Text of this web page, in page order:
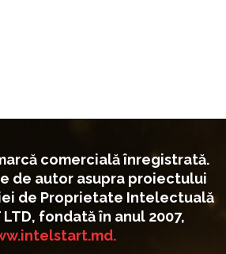
comercială înregistrată.
de autor asupra proiectului
de Proprietate Intelectuală
LTD, fondată în anul 2007,